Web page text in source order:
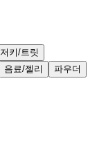
저키/트릿
음료/젤리 파우더